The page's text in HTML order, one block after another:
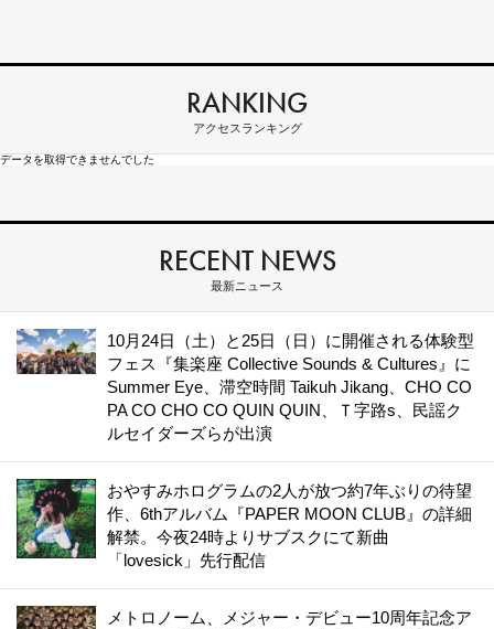
RANKING
アクセスランキング
データを取得できませんでした
RECENT NEWS
最新ニュース
10月24日（土）と25日（日）に開催される体験型
フェス『集楽座 Collective Sounds & Cultures』に
Summer Eye、滞空時間 Taikuh Jikang、CHO CO
PA CO CHO CO QUIN QUIN、Ｔ字路s、民謡ク
ルセイダーズらが出演
おやすみホログラムの2人が放つ約7年ぶりの待望
作、6thアルバム『PAPER MOON CLUB』の詳細
解禁。今夜24時よりサブスクにて新曲
「lovesick」先行配信
メトロノーム、メジャー・デビュー10周年記念ア